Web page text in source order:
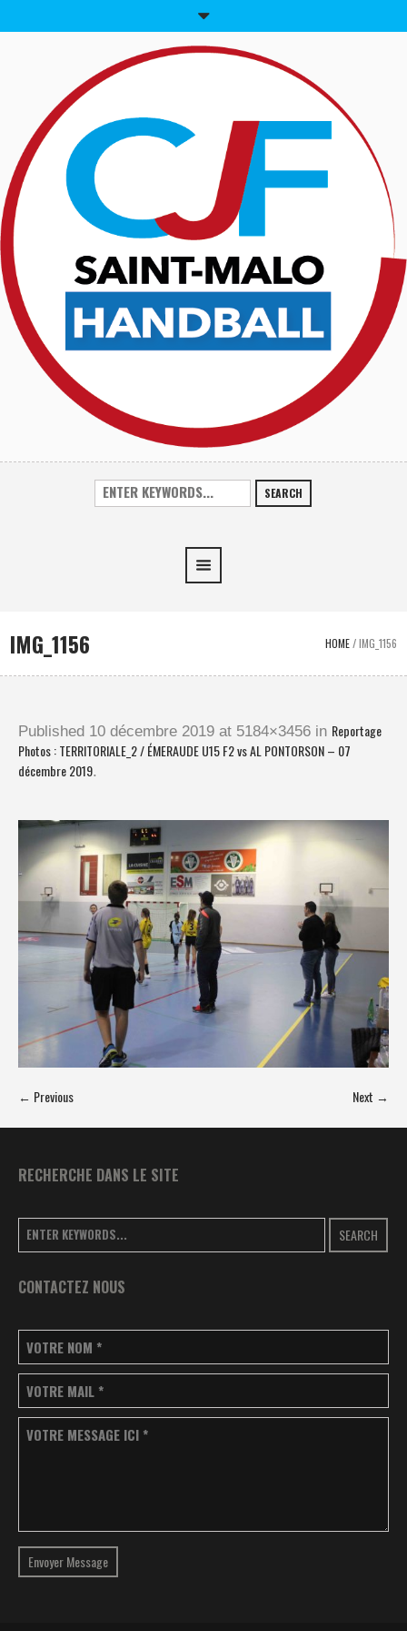
SEARCH
IMG_1156 HOME/IMG_1156
Published 10 décembre 2019 at 5184×3456 in Reportage
Photos : TERRITORIALE_2 / ÉMERAUDE U15 F2 vs AL PONTORSON – 07
décembre 2019.
← Previous Next →
RECHERCHE DANS LE SITE
SEARCH
CONTACTEZ NOUS
VOTRE NOM *
VOTRE MAIL *
VOTRE MESSAGE ICI *
Envoyer Message